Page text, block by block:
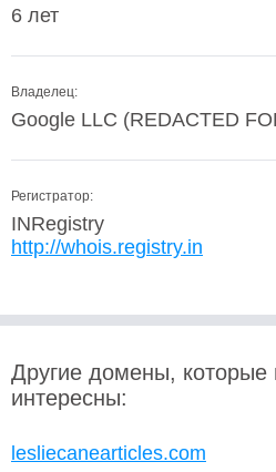
6 лет
Владелец:
Google LLC (REDACTED
Регистратор:
INRegistry
http://whois.registry.in
Другие домены, которые
интересны:
lesliecanearticles.com